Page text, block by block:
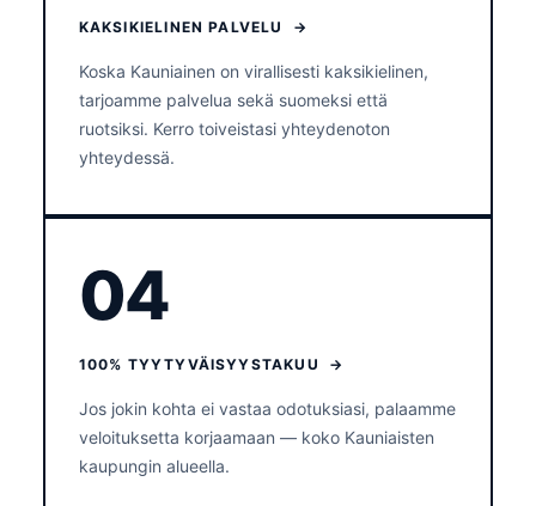
KAKSIKIELINEN PALVELU →
Koska Kauniainen on virallisesti kaksikielinen,
tarjoamme palvelua sekä suomeksi että
ruotsiksi. Kerro toiveistasi yhteydenoton
yhteydessä.
04
100% TYYTYVÄISYYSTAKUU →
Jos jokin kohta ei vastaa odotuksiasi, palaamme
veloituksetta korjaamaan — koko Kauniaisten
kaupungin alueella.